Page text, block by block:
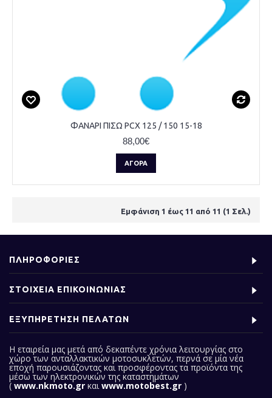
ΦΑΝΑΡΙ ΠΙΣΩ PCX 125 / 150 15-18
88,00€
ΑΓΟΡΆ
Εμφάνιση 1 έως 11 από 11 (1 Σελ.)
ΠΛΗΡΟΦΟΡΙΕΣ
ΣΤΟΙΧΕΙΑ ΕΠΙΚΟΙΝΩΝΙΑΣ
ΕΞΥΠΗΡΕΤΗΣΗ ΠΕΛΑΤΩΝ
Η εταιρεία μας μετά από δεκαπέντε χρόνια λειτουργίας στο
χώρο των ανταλλακτικών μοτοσυκλετών, περνά σε μία νέα
εποχή παρουσιάζοντας και προσφέροντας τα προϊόντα της
μέσω των ηλεκτρονικών της καταστημάτων
( www.nkmoto.gr και www.motobest.gr )